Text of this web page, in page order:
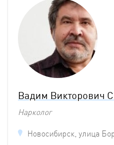
Вадим Викторович
Нарколог
Новосибирск, улица